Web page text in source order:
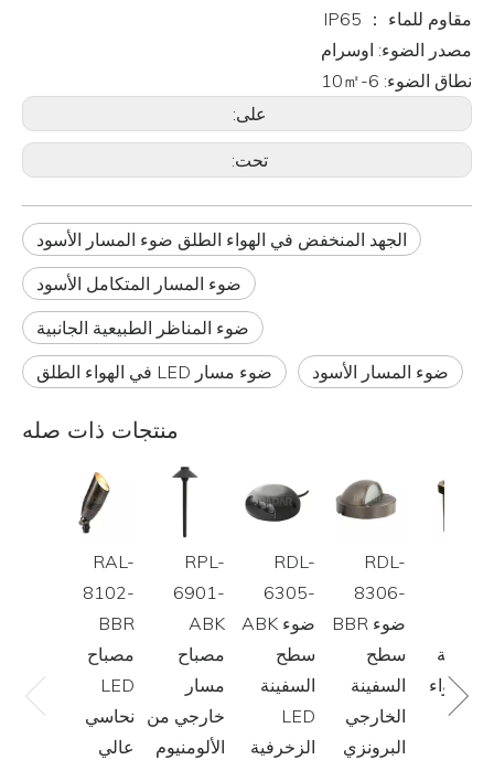
مقاوم للماء ： IP65
مصدر الضوء: اوسرام
نطاق الضوء: 6-10㎡
على:
تحت:
الجهد المنخفض في الهواء الطلق ضوء المسار الأسود
ضوء المسار المتكامل الأسود
ضوء المناظر الطبيعية الجانبية
ضوء مسار LED في الهواء الطلق
ضوء المسار الأسود
منتجات ذات صله
RAL-
8102-
BBR
مصباح
LED
نحاسي
عالي
RPL-
6901-
ABK
مصباح
مسار
خارجي من
الألومنيوم
RDL-
6305-
ABK ضوء
سطح
السفينة
LED
الزخرفية
RDL-
8306-
BBR ضوء
سطح
السفينة
الخارجي
البرونزي
الهواء